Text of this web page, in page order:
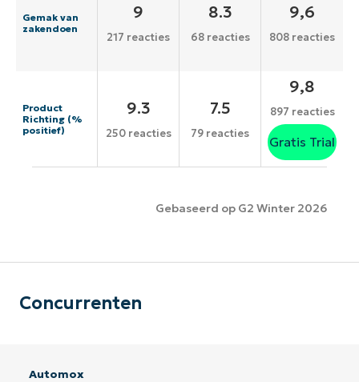
Gemak van
zakendoen
9
217 reacties
8.3
68 reacties
9,6
808 reacties
Product
Richting (%
positief)
9.3
250 reacties
7.5
79 reacties
9,8
897 reacties
Gratis Trial
Gebaseerd op G2 Winter 2026
Concurrenten
Automox